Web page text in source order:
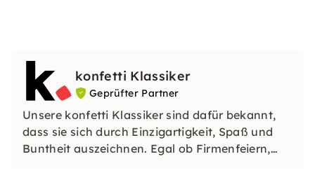
konfetti Klassiker
Geprüfter Partner
Unsere konfetti Klassiker sind dafür bekannt,
dass sie sich durch Einzigartigkeit, Spaß und
Buntheit auszeichnen. Egal ob Firmenfeiern,